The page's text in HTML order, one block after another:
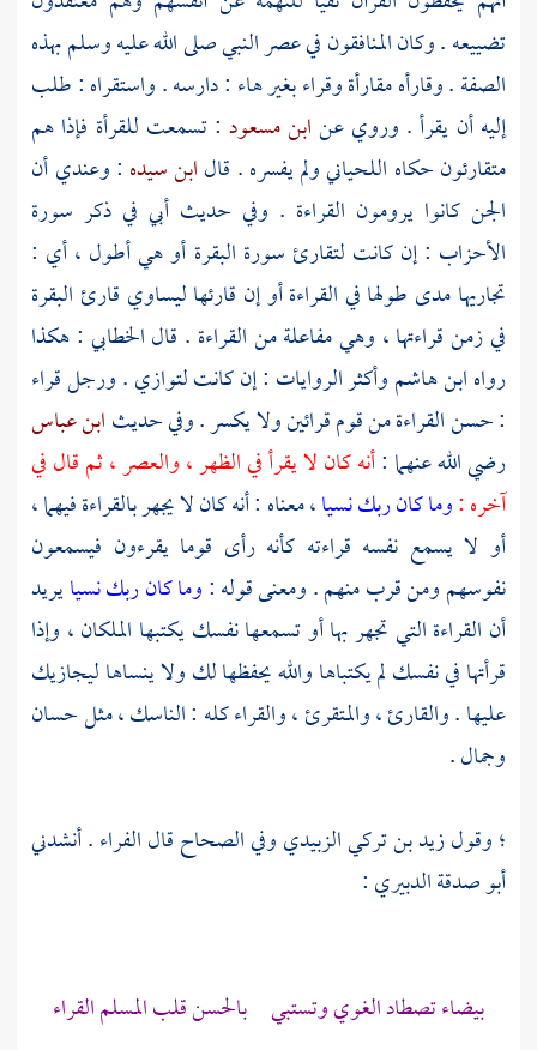
تضييعه . وكان المنافقون في عصر النبي صلى الله عليه وسلم بهذه
الصفة . وقارأه مقارأة وقراء بغير هاء : دارسه . واستقراه : طلب
إليه أن يقرأ . وروي عنابن مسعود : تسمعت للقرأة فإذا هم
متقارئون حكاه اللحيانيولم يفسره . قالابن سيده : وعندي أن
الجن كانوا يرومون القراءة . وفي حديث أبي في ذكر سورة
الأحزاب : إن كانت لتقارئ سورة البقرة أو هي أطول ، أي :
تجاريها مدى طولها في القراءة أو إن قارئها ليساوي قارئ البقرة
في زمن قراءتها ، وهي مفاعلة من القراءة . قالالخطابي : هكذا
رواهابن هاشموأكثر الروايات : إن كانت لتوازي . ورجل قراء
: حسن القراءة من قوم قرائين ولا يكسر . وفي حديثابن عباس
رضي الله عنهما :أنه كان لا يقرأ في الظهر ، والعصر ، ثم قال في
آخره :وما كان ربك نسيا، معناه : أنه كان لا يجهر بالقراءة فيهما ،
أو لا يسمع نفسه قراءته كأنه رأى قوما يقرءون فيسمعون
نفوسهم ومن قرب منهم . ومعنى قوله :وما كان ربك نسيايريد
أن القراءة التي تجهر بها أو تسمعها نفسك يكتبها الملكان ، وإذا
قرأتها في نفسك لم يكتباها والله يحفظها لك ولا ينساها ليجازيك
عليها . والقارئ ، والمتقرئ ، والقراء كله : الناسك ، مثل حسان
وجمال .
؛ وقولزيد بن تركي الزبيديوفي الصحاح قالالفراء. أنشدني
أبو صدقة الدبيري:
بيضاء تصطاد الغوي وتستبي بالحسن قلب المسلم القراء